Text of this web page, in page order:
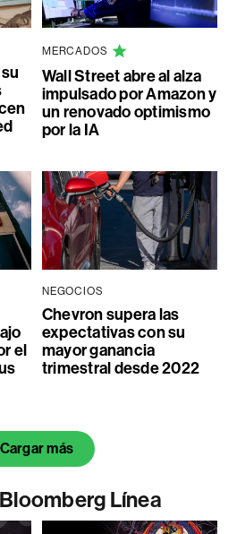
MERCADOS
Wall Street abre al alza
impulsado por Amazon y
un renovado optimismo
por la IA
el
NEGOCIOS
Chevron supera las
expectativas con su
mayor ganancia
trimestral desde 2022
Cargar más
Línea